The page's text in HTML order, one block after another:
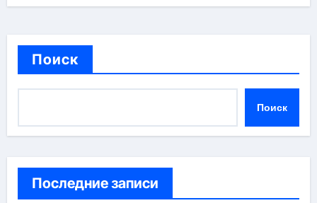
Поиск
Поиск
Последние записи